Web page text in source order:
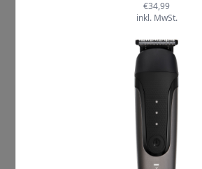
Produkt ansehen